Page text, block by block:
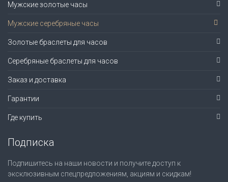
Мужские золотые часы
Мужские серебряные часы
Золотые браслеты для часов
Серебряные браслеты для часов
Заказ и доставка
Гарантии
Где купить
Подписка
Подпишитесь на наши новости и получите доступ к
эксклюзивным спецпредложениям, акциям и скидкам!